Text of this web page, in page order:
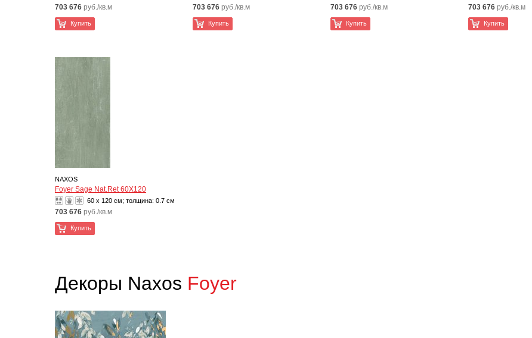
703 676 руб./кв.м
Купить
703 676 руб./кв.м
Купить
703 676 руб./кв.м
Купить
703 676 руб./кв.м
Купить
NAXOS
Foyer Sage Nat.Ret 60X120
60 x 120 см; толщина: 0.7 см
703 676 руб./кв.м
Купить
Декоры Naxos Foyer